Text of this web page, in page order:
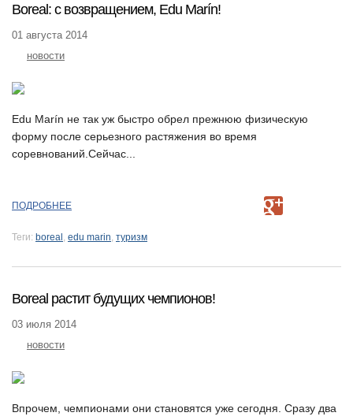
Boreal: с возвращением, Edu Marín!
01 августа 2014
новости
Edu Marín не так уж быстро обрел прежнюю физическую
форму после серьезного растяжения во время
соревнований.Сейчас...
ПОДРОБНЕЕ
Теги: boreal edu marin туризм
Boreal растит будущих чемпионов!
03 июля 2014
новости
Впрочем, чемпионами они становятся уже сегодня. Сразу два